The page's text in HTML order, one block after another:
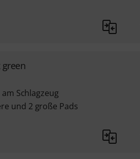
green
Schlagzeug
und 2 große Pads